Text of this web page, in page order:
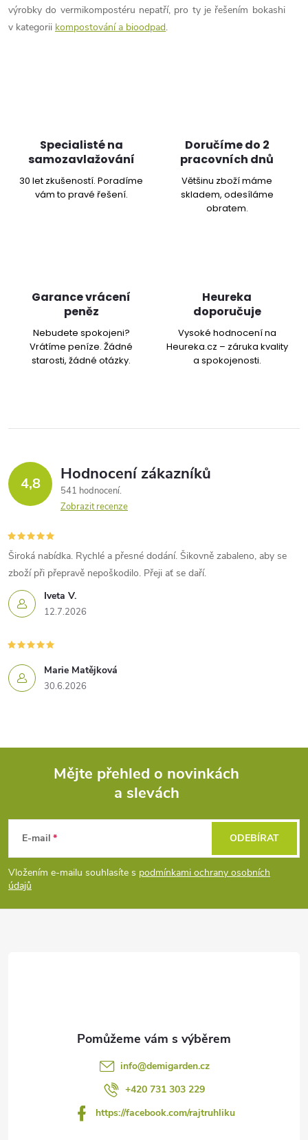
výrobky do vermikompostéru nepatří, pro ty je řešením bokashi
v kategorii kompostování a bioodpad.
Specialisté na
samozavlažování
30 let zkušeností. Poradíme
vám to pravé řešení.
Doručíme do 2
pracovních dnů
Většinu zboží máme
skladem, odesíláme
obratem.
Garance vrácení
peněz
Nebudete spokojeni?
Vrátíme peníze. Žádné
starosti, žádné otázky.
Heureka
doporučuje
Vysoké hodnocení na
Heureka.cz – záruka kvality
a spokojenosti.
4,8 Hodnocení zákazníků
541 hodnocení
Zobrazit recenze
Iveta V.
12.7.2026
Široká nabídka. Rychlé a přesné dodání. Šikovně zabaleno, aby se
zboží při přepravě nepoškodilo. Přeji ať se daří.
Marie Matějková
30.6.2026
p
a
Mějte přehled o novinkách
a slevách
E-mail
Vložením e-mailu souhlasíte s podmínkami ochrany osobních
údajů
ODEBÍRAT
info@demigarden.cz
+420 731 303 229
https://facebook.com/rajtruhliku